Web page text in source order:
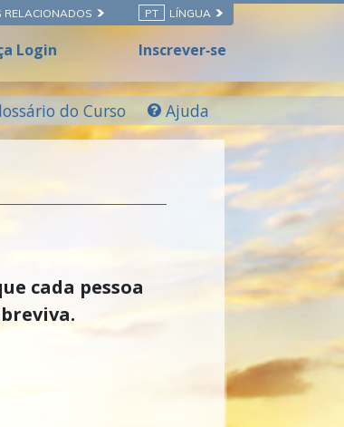
RELACIONADOS PT LÍNGUA
Login Inscrever‑se
do Curso Ajuda
cada pessoa